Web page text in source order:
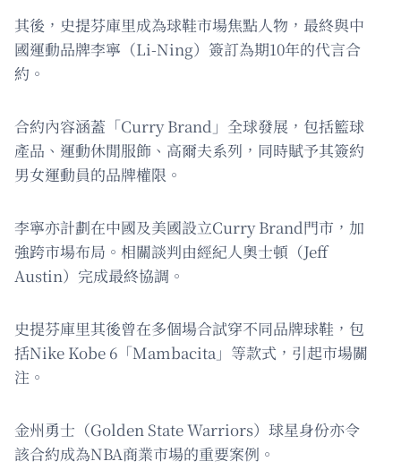
其後，史提芬庫里成為球鞋市場焦點人物，最終與中
國運動品牌李寧（Li-Ning）簽訂為期10年的代言合
約。
合約內容涵蓋「Curry Brand」全球發展，包括籃球
產品、運動休閒服飾、高爾夫系列，同時賦予其簽約
男女運動員的品牌權限。
李寧亦計劃在中國及美國設立Curry Brand門市，加
強跨市場布局。相關談判由經紀人奧士頓（Jeff
Austin）完成最終協調。
史提芬庫里其後曾在多個場合試穿不同品牌球鞋，包
括Nike Kobe 6「Mambacita」等款式，引起市場關
注。
金州勇士（Golden State Warriors）球星身份亦令
該合約成為NBA商業市場的重要案例。